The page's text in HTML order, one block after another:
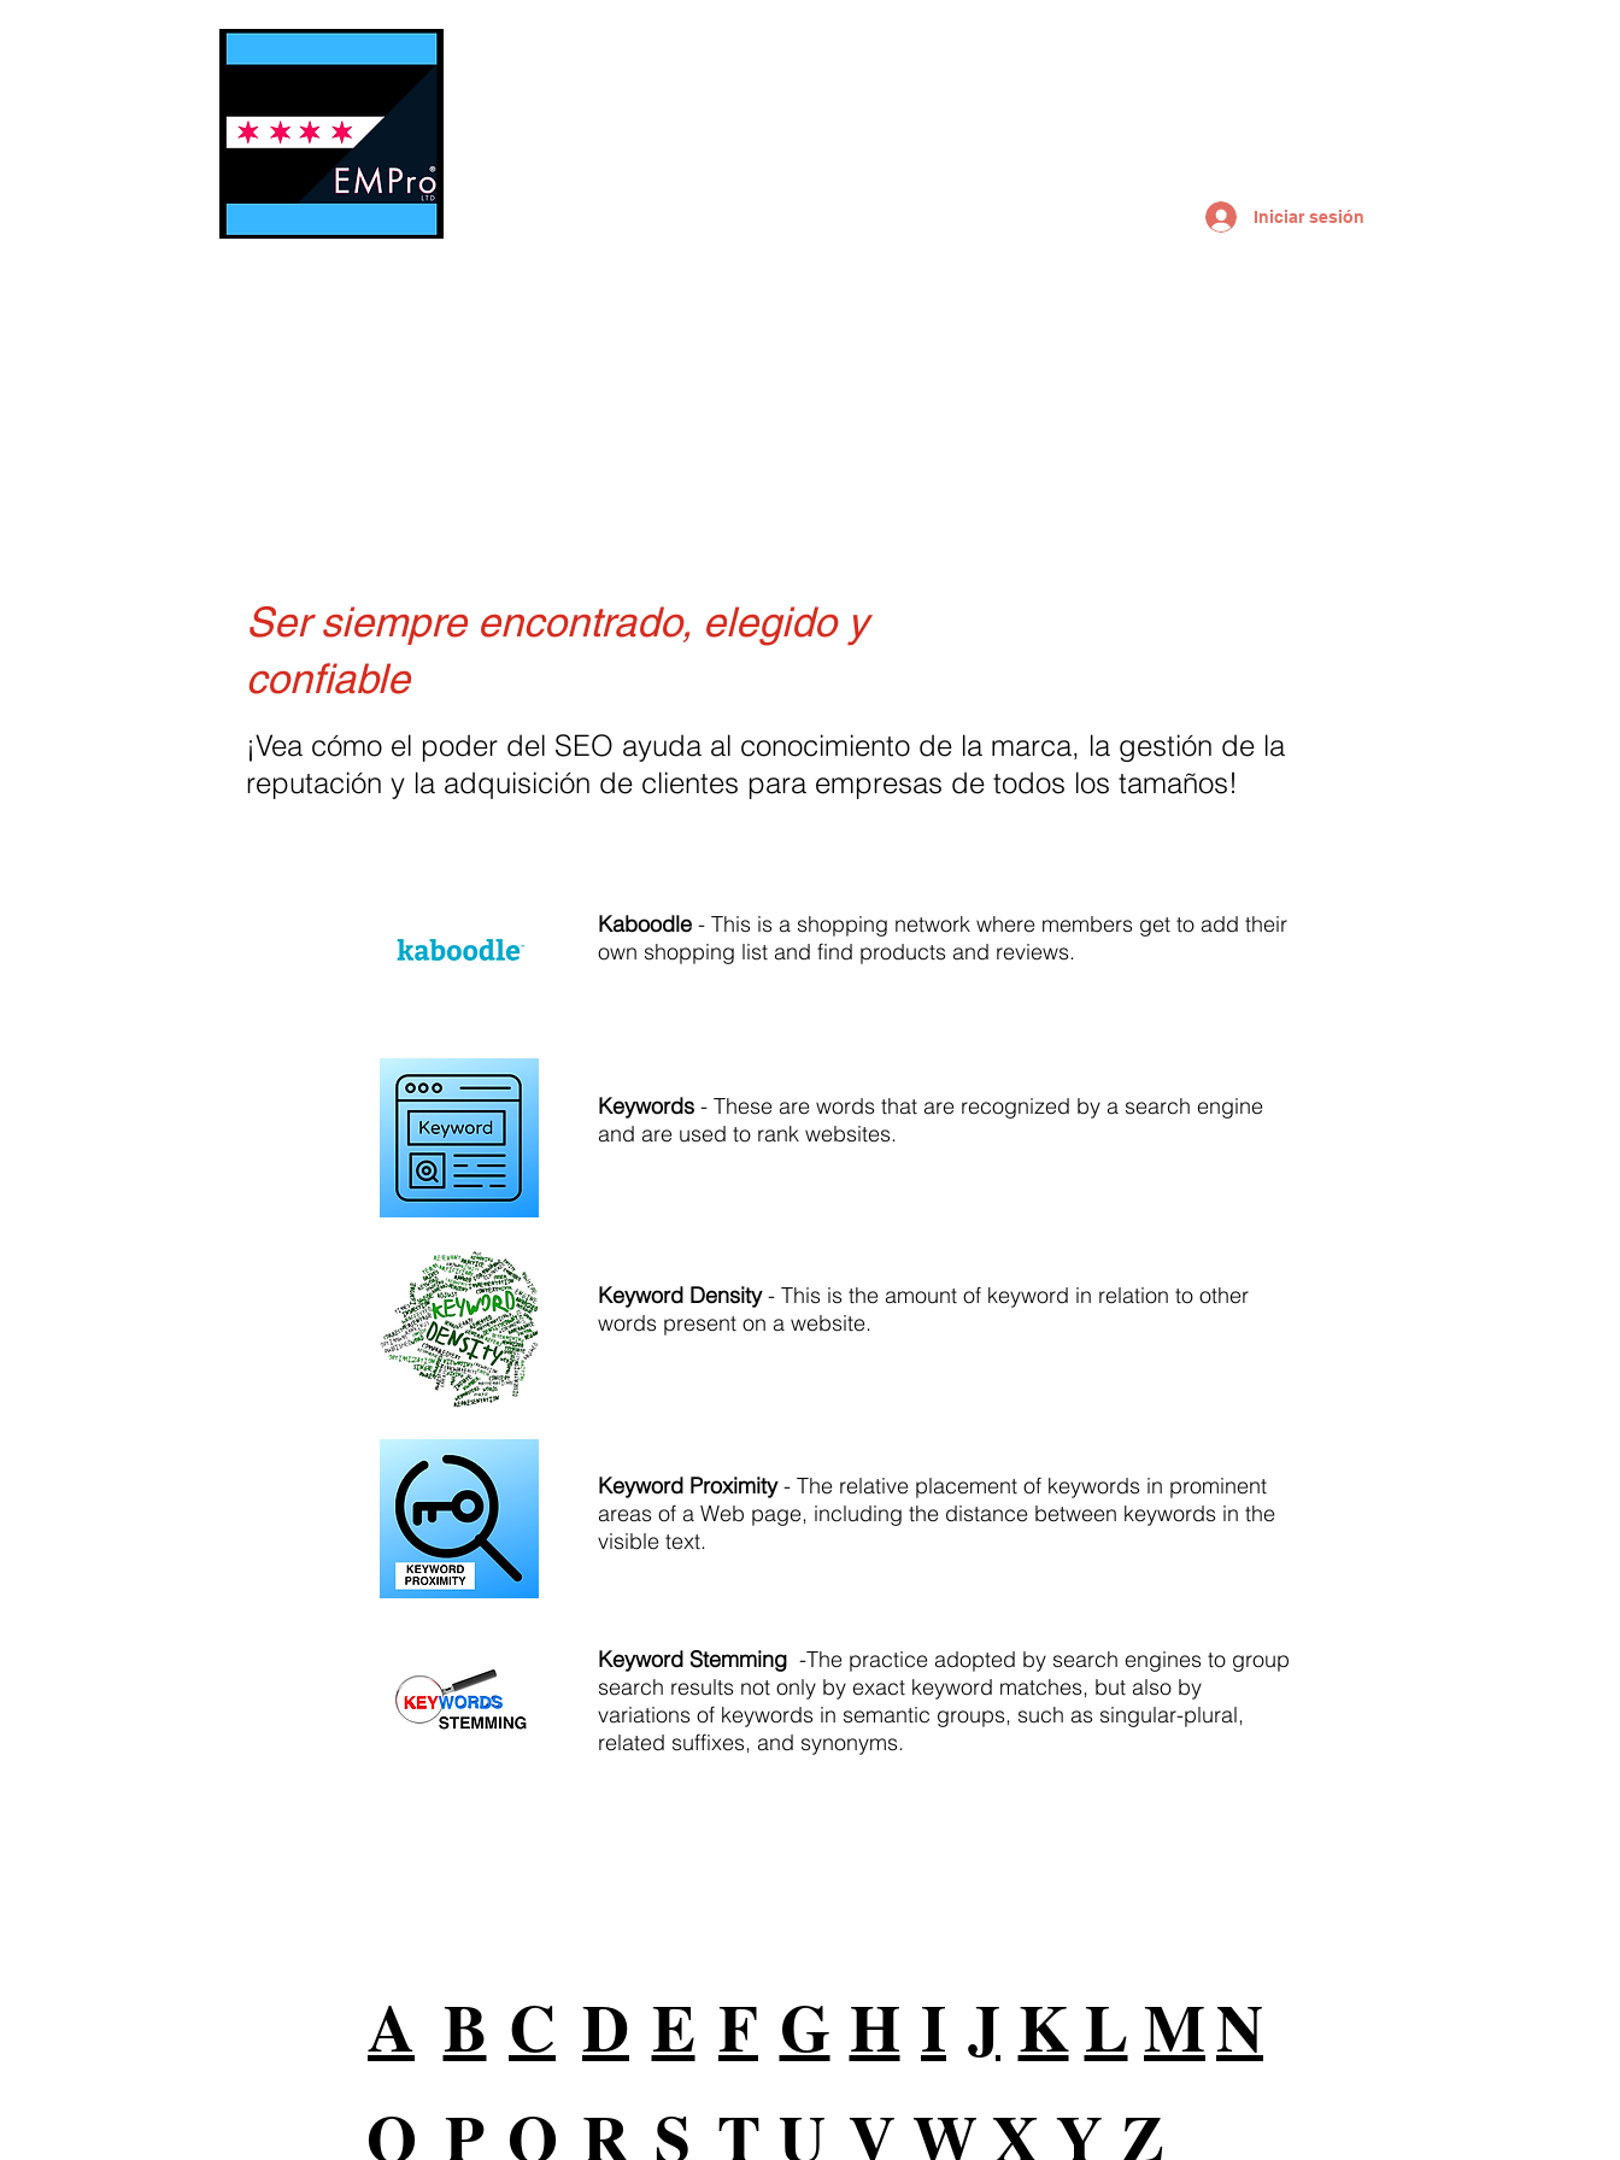
Iniciar sesión
Ser siempre encontrado, elegido y
confiable
¡Vea cómo el poder del SEO ayuda al conocimiento de la marca, la gestión de la
reputación y la adquisición de clientes para empresas de todos los tamaños!
Kaboodle - This is a shopping network where members get to add their
own shopping list and find products and reviews.
Keywords - These are words that are recognized by a search engine
and are used to rank websites.
Keyword Density- This is the amount of keyword in relation to other
words present on a website.
Keyword Proximity- The relative placement of keywords in prominent
areas of a Web page, including the distance between keywords in the
visible text.
Keyword Stemming -The practice adopted by search engines to group
search results not only by exact keyword matches, but also by
variations of keywords in semantic groups, such as singular-plural,
related suffixes, and synonyms.
A
O
B C
P Q
D E F G H I J KLMN
R S T U V WXY Z